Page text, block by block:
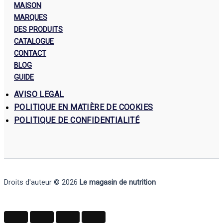
MAISON
MARQUES
DES PRODUITS
CATALOGUE
CONTACT
BLOG
GUIDE
AVISO LEGAL
POLITIQUE EN MATIÈRE DE COOKIES
POLITIQUE DE CONFIDENTIALITÉ
Droits d'auteur © 2026 Le magasin de nutrition